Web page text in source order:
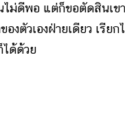
อ แต่ก็ขอตัดสินเขาใ
ตัวเองฝ่ายเดียว เรีย
ด้ด้วย